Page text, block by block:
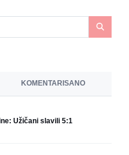
KOMENTARISANO
Užičani slavili 5:1